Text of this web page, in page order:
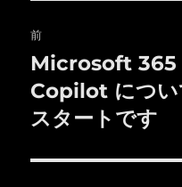
稿
ナ
ビ
ゲ
前
前
の
投
Microsoft
Copilot につい
スタートです